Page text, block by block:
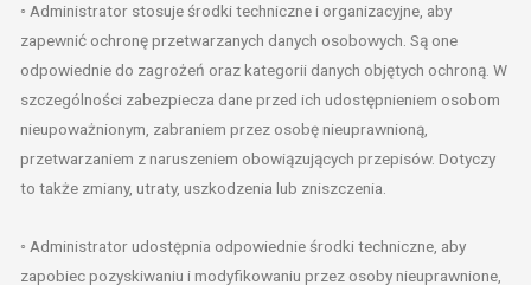
◦ Administrator stosuje środki techniczne i organizacyjne, aby
zapewnić ochronę przetwarzanych danych osobowych. Są one
odpowiednie do zagrożeń oraz kategorii danych objętych ochroną. W
szczególności zabezpiecza dane przed ich udostępnieniem osobom
nieupoważnionym, zabraniem przez osobę nieuprawnioną,
przetwarzaniem z naruszeniem obowiązujących przepisów. Dotyczy
to także zmiany, utraty, uszkodzenia lub zniszczenia.
◦ Administrator udostępnia odpowiednie środki techniczne, aby
zapobiec pozyskiwaniu i modyfikowaniu przez osoby nieuprawnione,